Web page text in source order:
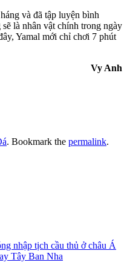
và đã tập luyện bình
là nhân vật chính trong ngày
Yamal mới chỉ chơi 7 phút
Vy Anh
. Bookmark the permalink.
nhập tịch cầu thủ ở châu Á
Tây Ban Nha